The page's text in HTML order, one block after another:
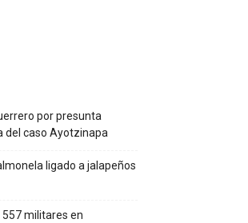
por presunta
del caso Ayotzinapa
ligado a jalapeños
557 militares en